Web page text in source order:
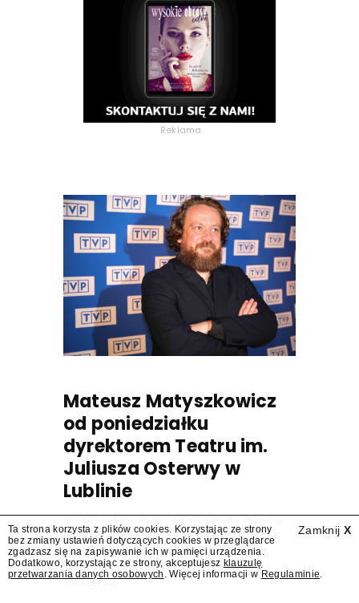
Reklama
Mateusz Matyszkowicz
od poniedziałku
dyrektorem Teatru im.
Juliusza Osterwy w
Lublinie
Mateusz Matyszkowicz, były prezes Telewizji
Polskiej, w poniedziałek 10 sierpnia obejmie
stanowisko dyrektora Teatru im. Juliusza
Osterwy w Lublinie – dowiedział się
"Presserwis".
Zamknij X
Ta strona korzysta z plików cookies. Korzystając ze strony
bez zmiany ustawień dotyczących cookies w przeglądarce
zgadzasz się na zapisywanie ich w pamięci urządzenia.
Dodatkowo, korzystając ze strony, akceptujesz klauzulę
przetwarzania danych osobowych . Więcej informacji w Regulaminie.